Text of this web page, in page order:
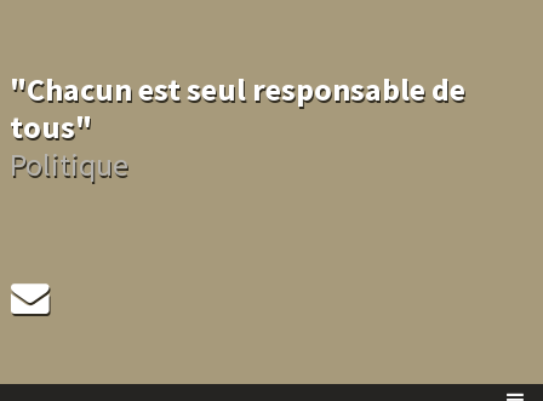
"Chacun est seul responsable de
tous"
Politique